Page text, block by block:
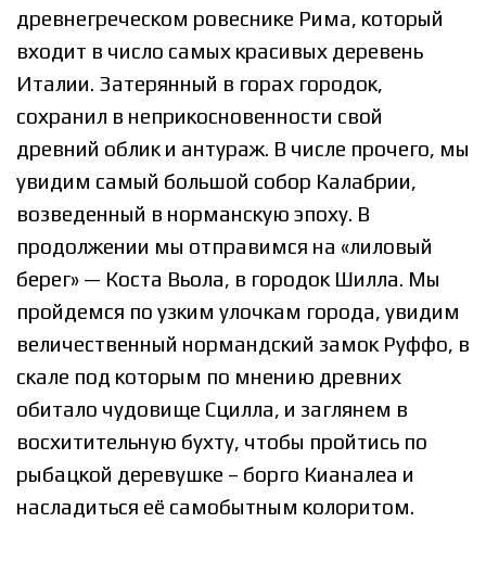
древнегреческом ровеснике Рима, который
входит в число самых красивых деревень
Италии. Затерянный в горах городок,
сохранил в неприкосновенности свой
древний облик и антураж. В числе прочего, мы
увидим самый большой собор Калабрии,
возведенный в норманскую эпоху. В
продолжении мы отправимся на «лиловый
берег» — Коста Вьола, в городок Шилла. Мы
пройдемся по узким улочкам города, увидим
величественный нормандский замок Руффо, в
скале под которым по мнению древних
обитало чудовище Сцилла, и заглянем в
восхитительную бухту, чтобы пройтись по
рыбацкой деревушке – борго Кианалеа и
насладиться её самобытным колоритом.